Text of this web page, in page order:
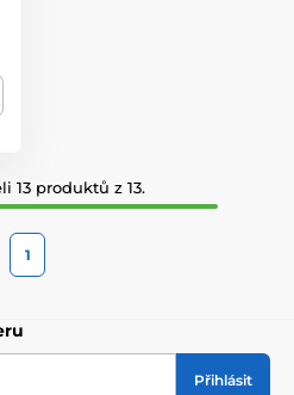
13 produktů z 13.
1
Přihlásit